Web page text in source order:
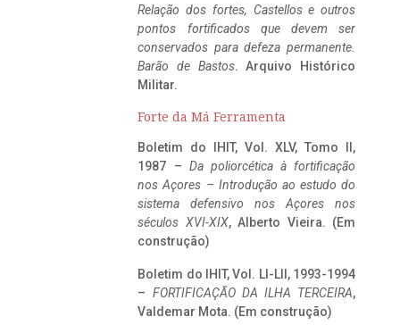
Relação dos fortes, Castellos e outros
pontos fortificados que devem ser
conservados para defeza permanente.
Barão de Bastos. Arquivo Histórico
Militar.
Forte da Má Ferramenta
Boletim do IHIT, Vol. XLV, Tomo II,
1987 – Da poliorcética à fortificação
nos Açores – Introdução ao estudo do
sistema defensivo nos Açores nos
séculos XVI-XIX, Alberto Vieira. (Em
construção)
Boletim do IHIT, Vol. LI-LII, 1993-1994
– FORTIFICAÇÃO DA ILHA TERCEIRA,
Valdemar Mota. (Em construção)